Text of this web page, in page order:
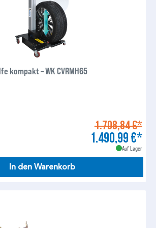
kompakt – WK CVRMH65
1.708,84 €*
1.490,99 €*
Auf Lager
In den Warenkorb